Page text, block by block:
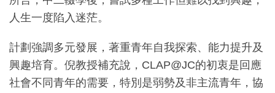
人生一度陷入迷茫。
計劃強調多元發展，著重青年自我探索、能力提升及
興趣培育。倪教授補充說，CLAP@JC的初衷是回應
社會不同青年的需要，特別是弱勢及非主流青年，協